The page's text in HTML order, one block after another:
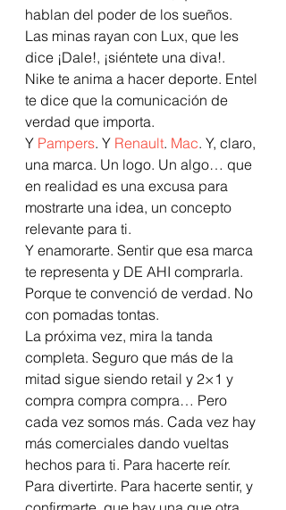
hablan del poder de los sueños.
Las minas rayan con Lux, que les
dice ¡Dale!, ¡siéntete una diva!.
Nike te anima a hacer deporte. Entel
te dice que la comunicación de
verdad que importa.
Y Pampers. Y Renault. Mac. Y, claro,
una marca. Un logo. Un algo… que
en realidad es una excusa para
mostrarte una idea, un concepto
relevante para ti.
Y enamorarte. Sentir que esa marca
te representa y DE AHI comprarla.
Porque te convenció de verdad. No
con pomadas tontas.
La próxima vez, mira la tanda
completa. Seguro que más de la
mitad sigue siendo retail y 2×1 y
compra compra compra… Pero
cada vez somos más. Cada vez hay
más comerciales dando vueltas
hechos para ti. Para hacerte reír.
Para divertirte. Para hacerte sentir, y